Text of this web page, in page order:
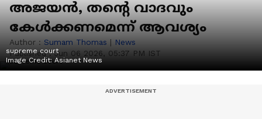
അജയൻ, തന്റെ വാദവും
കേൾക്കണമെന്ന് ആവശ്യം
Author : Sumam Thomas | News
Published :Jun 06 2026, 05:37 PM IST
supreme court
Image Credit:Asianet News